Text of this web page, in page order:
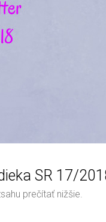
SR 17/
prečítať nižšie.